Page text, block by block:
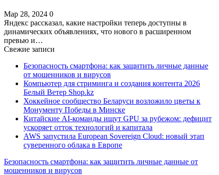
Мар 28, 2024 0
Яндекс рассказал, какие настройки теперь доступны в
динамических объявлениях, что нового в расширенном
превью и…
Свежие записи
Безопасность смартфона: как защитить личные данные
от мошенников и вирусов
Компьютер для стриминга и создания контента 2026
Белый Ветер Shop.kz
Хоккейное сообщество Беларуси возложило цветы к
Монументу Победы в Минске
Китайские AI-команды ищут GPU за рубежом: дефицит
ускоряет отток технологий и капитала
AWS запустила European Sovereign Cloud: новый этап
суверенного облака в Европе
Безопасность смартфона: как защитить личные данные от
мошенников и вирусов